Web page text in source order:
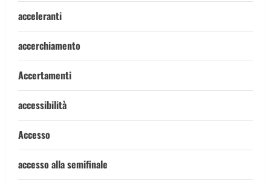
acceleranti
accerchiamento
Accertamenti
accessibilità
Accesso
accesso alla semifinale